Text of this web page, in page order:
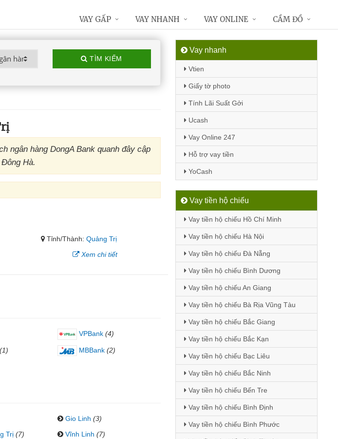
TÌM KIẾM
ngân hàng DongA Bank quanh đây cập
Hà.
Tỉnh/Thành:Quảng Trị
Xem chi tiết
VPBank (4)
(1) MBBank (2)
Gio Linh (3)
Trị (7) Vĩnh Linh (7)
Vay nhanh
Vtien
Giấy tờ photo
Tính Lãi Suất Gởi
Ucash
Vay Online 247
Hỗ trợ vay tiền
YoCash
Vay tiền hộ chiếu
Vay tiền hộ chiếu Hồ Chí Minh
Vay tiền hộ chiếu Hà Nội
Vay tiền hộ chiếu Đà Nẵng
Vay tiền hộ chiếu Bình Dương
Vay tiền hộ chiếu An Giang
Vay tiền hộ chiếu Bà Rịa Vũng Tàu
Vay tiền hộ chiếu Bắc Giang
Vay tiền hộ chiếu Bắc Kạn
Vay tiền hộ chiếu Bạc Liêu
Vay tiền hộ chiếu Bắc Ninh
Vay tiền hộ chiếu Bến Tre
Vay tiền hộ chiếu Bình Định
Vay tiền hộ chiếu Bình Phước
VAY GẤP VAY NHANH VAY ONLINE CẦM ĐỒ